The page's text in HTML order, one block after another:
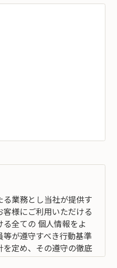
業務とし当社が提供す
様にご利用いただける
全ての 個人情報をよ
が遵守すべき行動基準
を定め、その遵守の徹底
べてがこの方針に従い、